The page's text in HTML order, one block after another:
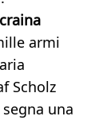
armi
Scholz
una